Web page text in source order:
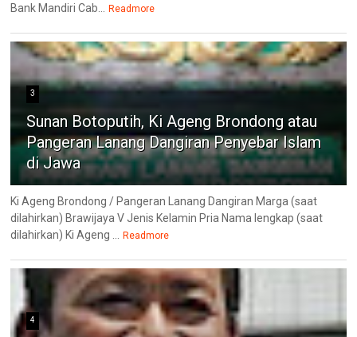
Bank Mandiri Cab...
Readmore
3
Sunan Botoputih, Ki Ageng Brondong atau
Pangeran Lanang Dangiran Penyebar Islam
di Jawa
Ki Ageng Brondong / Pangeran Lanang Dangiran Marga (saat
dilahirkan) Brawijaya V Jenis Kelamin Pria Nama lengkap (saat
dilahirkan) Ki Ageng ...
Readmore
4